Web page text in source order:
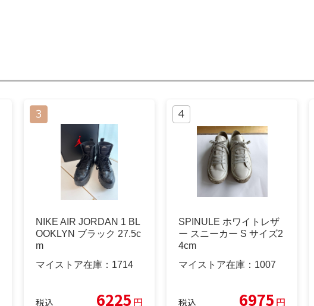
NIKE AIR JORDAN 1 BL
OOKLYN ブラック 27.5c
m
マイストア在庫： 1714
税込 6225 円
SPINULE ホワイトレザ
ー スニーカー S サイズ2
4cm
マイストア在庫： 1007
税込 6975 円